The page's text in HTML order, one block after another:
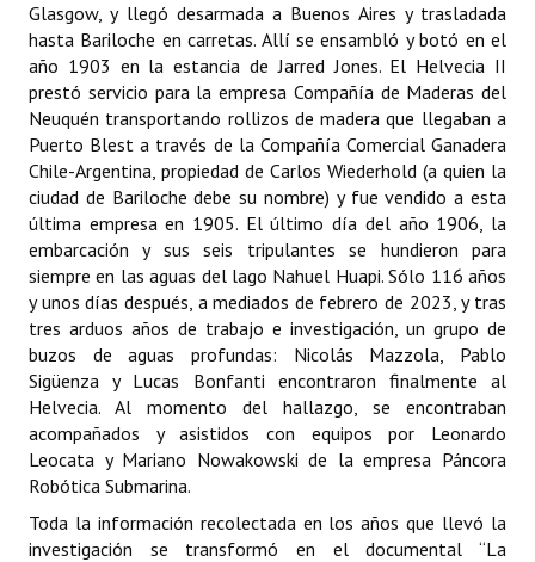
Actas de Audiencias Públicas
NORMATIVA
Comunicaciones
Declaraciones
Resoluciones
Resoluciones de Presidencia
INSTITUCIONAL
Antiguos Pobladores
Noticias Destacadas
Registros y Distinciones
Datos Históricos
Glasgow, y llegó desarmada a Buenos Aires y trasladada
hasta Bariloche en carretas. Allí se ensambló y botó en el
año 1903 en la estancia de Jarred Jones. El Helvecia II
prestó servicio para la empresa Compañía de Maderas del
Neuquén transportando rollizos de madera que llegaban a
Puerto Blest a través de la Compañía Comercial Ganadera
Chile-Argentina, propiedad de Carlos Wiederhold (a quien la
ciudad de Bariloche debe su nombre) y fue vendido a esta
última empresa en 1905. El último día del año 1906, la
embarcación y sus seis tripulantes se hundieron para
siempre en las aguas del lago Nahuel Huapi. Sólo 116 años
y unos días después, a mediados de febrero de 2023, y tras
tres arduos años de trabajo e investigación, un grupo de
buzos de aguas profundas: Nicolás Mazzola, Pablo
Sigüenza y Lucas Bonfanti encontraron finalmente al
Helvecia. Al momento del hallazgo, se encontraban
acompañados y asistidos con equipos por Leonardo
Leocata y Mariano Nowakowski de la empresa Páncora
Robótica Submarina.
Toda la información recolectada en los años que llevó la
investigación se transformó en el documental “La